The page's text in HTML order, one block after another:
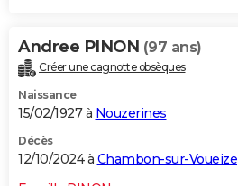
Andree PINON (97 ans)
Créer une cagnotte obsèques
Naissance
15/02/1927 à Nouzerines
Décès
12/10/2024 à Chambon-sur-Voueize